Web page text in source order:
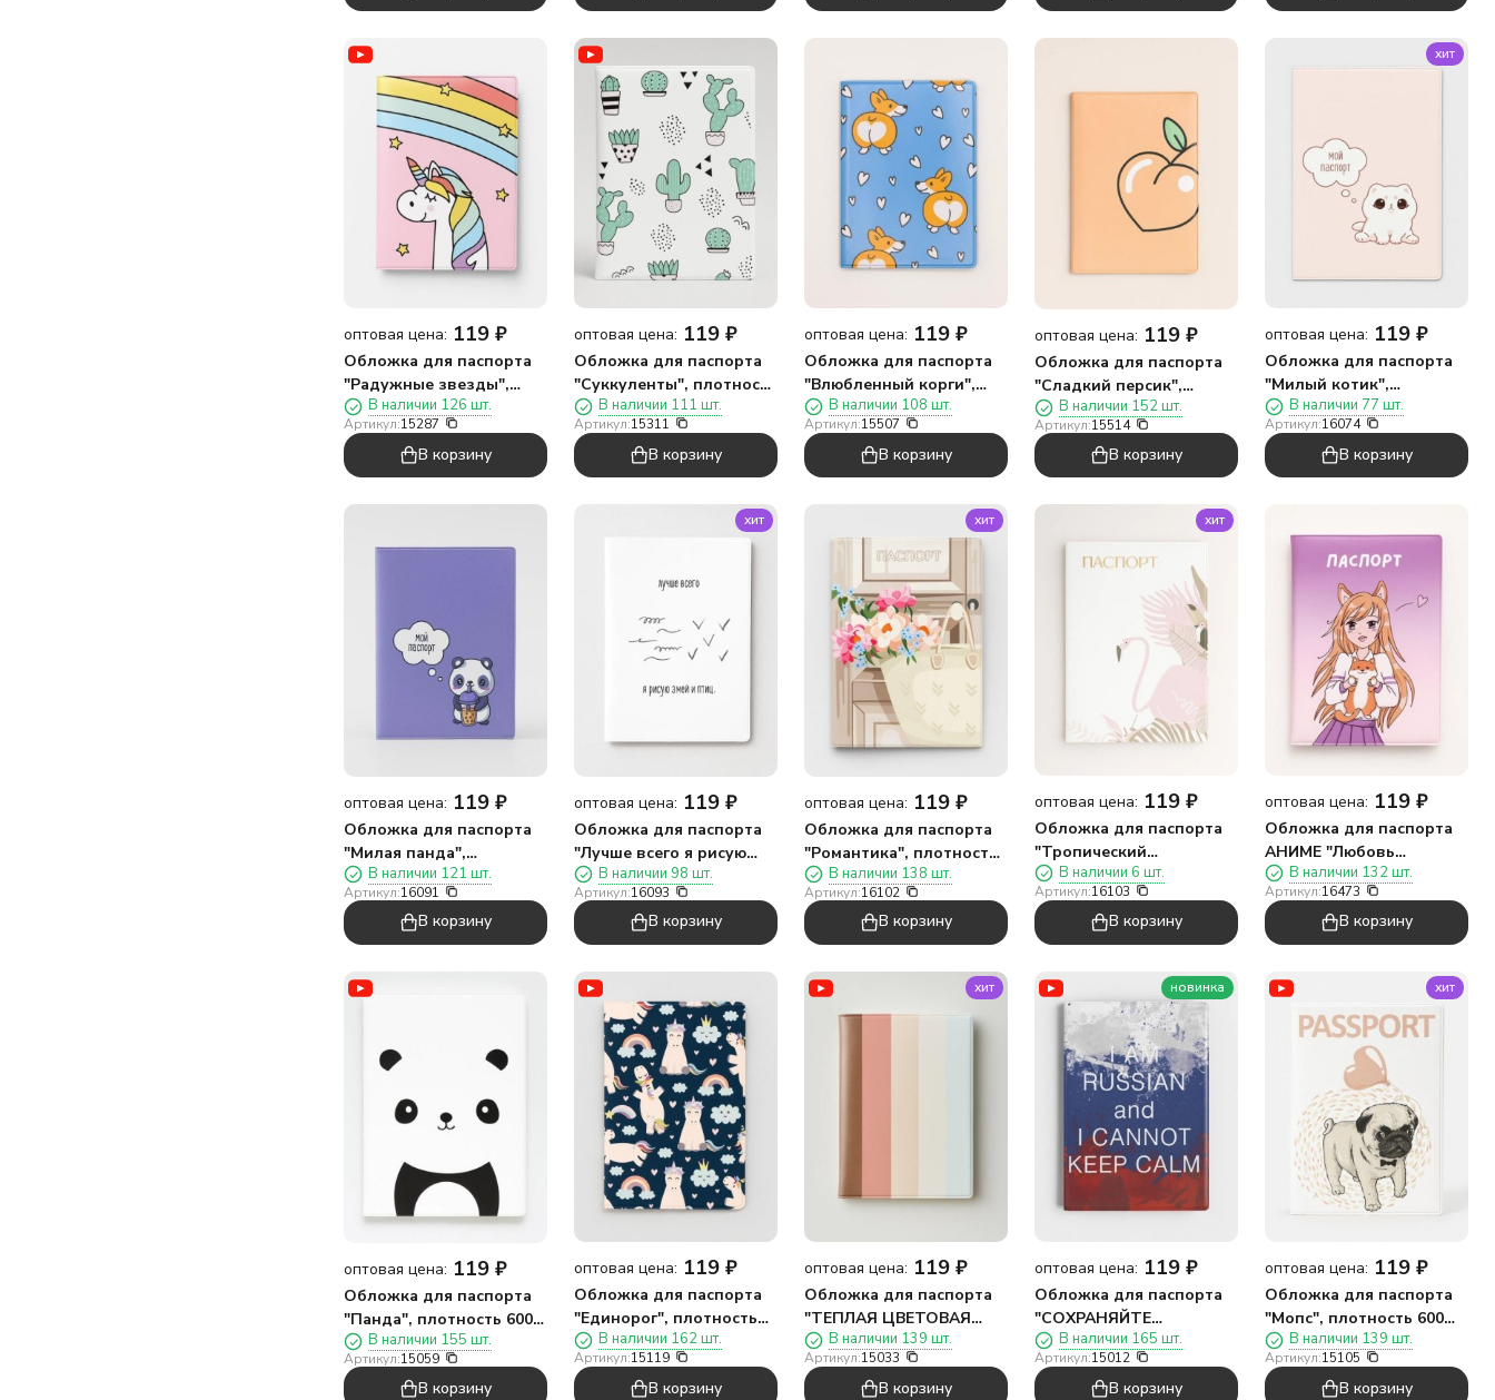
оптовая цена: 119 ₽
Обложка для паспорта
"Радужные звезды",
плотность 600 мкм
В наличии 126 шт.
Артикул:15287
В корзину
оптовая цена: 119 ₽
Обложка для паспорта
"Суккуленты", плотность
600 мкм
В наличии 111 шт.
Артикул:15311
В корзину
оптовая цена: 119 ₽
Обложка для паспорта
"Влюбленный корги",
плотность 600 мкм
В наличии 108 шт.
Артикул:15507
В корзину
оптовая цена: 119 ₽
Обложка для паспорта
"Сладкий персик",
плотность 600 мкм
В наличии 152 шт.
Артикул:15514
В корзину
хит
оптовая цена: 119 ₽
Обложка для паспорта
"Милый котик",
плотность 600 мкм
В наличии 77 шт.
Артикул:16074
В корзину
оптовая цена: 119 ₽
Обложка для паспорта
"Милая панда",
плотность 600 мкм
В наличии 121 шт.
Артикул:16091
В корзину
хит
оптовая цена: 119 ₽
Обложка для паспорта
"Лучше всего я рисую
змей и птиц", плотность
600 мкм
В наличии 98 шт.
Артикул:16093
В корзину
хит
оптовая цена: 119 ₽
Обложка для паспорта
"Романтика", плотность
600 мкм
В наличии 138 шт.
Артикул:16102
В корзину
хит
оптовая цена: 119 ₽
Обложка для паспорта
"Тропический
фламинго", плотность
600 мкм
В наличии 6 шт.
Артикул:16103
В корзину
оптовая цена: 119 ₽
Обложка для паспорта
АНИМЕ "Любовь
девушки-корги",
плотность 600 мкм
В наличии 132 шт.
Артикул:16473
В корзину
оптовая цена: 119 ₽
Обложка для паспорта
"Панда", плотность 600
мкмВ наличии 155 шт.
Артикул:15059
В корзину
оптовая цена: 119 ₽
Обложка для паспорта
"Единорог", плотность
600 мкм
В наличии 162 шт.
Артикул:15119
В корзину
хит
оптовая цена: 119 ₽
Обложка для паспорта
"ТЕПЛАЯ ЦВЕТОВАЯ
ГАММА", плотность 600
мкм
В наличии 139 шт.
Артикул:15033
В корзину
новинка
оптовая цена: 119 ₽
Обложка для паспорта
"СОХРАНЯЙТЕ
СПОКОЙСТВИЕ",
плотность 600 мкм
В наличии 165 шт.
Артикул:15012
В корзину
хит
оптовая цена: 119 ₽
Обложка для паспорта
"Мопс", плотность 600
мкмВ наличии 139 шт.
Артикул:15105
В корзину